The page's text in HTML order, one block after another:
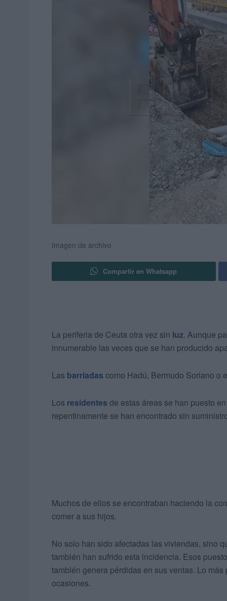
Imagen de archivo
Compartir en Whatsapp
La periferia de Ceuta otra vez sin luz. Aunque
innumerable las veces que se han producido
Las barriadas como Hadú, Bermudo Soriano o
Los residentes de estas áreas se han puesto
repentinamente se han encontrado sin
Muchos de ellos se encontraban haciendo la
comer a sus hijos.
No solo han sido afectadas las viviendas, sino
también han sufrido esta incidencia. Esos
también genera pérdidas en sus ventas. Lo
ocasiones.